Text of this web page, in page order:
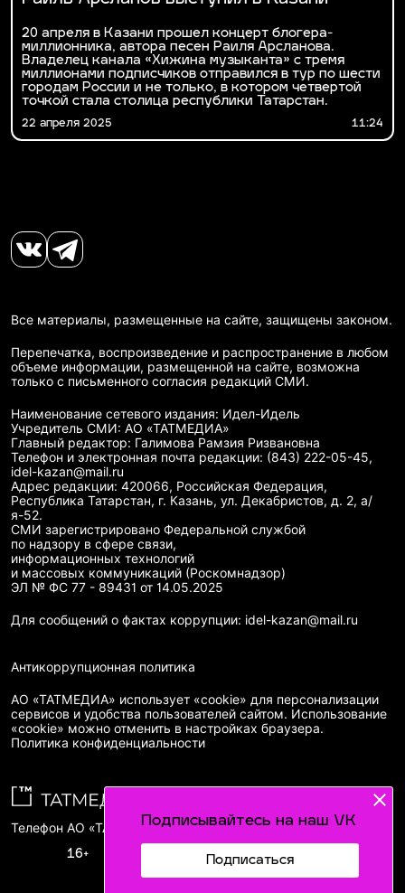
20 апреля в Казани прошел концерт блогера-
миллионника, автора песен Раиля Арсланова.
Владелец канала «Хижина музыканта» с тремя
миллионами подписчиков отправился в тур по шести
городам России и не только, в котором четвертой
точкой стала столица республики Татарстан.
22 апреля 2025 11:24
Подписывайтесь на наш VK
Подписаться
Все материалы, размещенные на сайте, защищены законом.
Перепечатка, воспроизведение и распространение в любом
объеме информации, размещенной на сайте, возможна
только с письменного согласия редакций СМИ.
Наименование сетевого издания: Идел-Идель
Учредитель СМИ: АО «ТАТМЕДИА»
Главный редактор: Галимова Рамзия Ризвановна
Телефон и электронная почта редакции: (843) 222-05-45,
idel-kazan@mail.ru
Адрес редакции: 420066, Российская Федерация,
Республика Татарстан, г. Казань, ул. Декабристов, д. 2, а/
я-52.
СМИ зарегистрировано Федеральной службой
по надзору в сфере связи,
информационных технологий
и массовых коммуникаций (Роскомнадзор)
ЭЛ № ФС 77 - 89431 от 14.05.2025
Для сообщений о фактах коррупции: idel-kazan@mail.ru
Антикоррупционная политика
АО «ТАТМЕДИА» использует «cookie» для персонализации
сервисов и удобства пользователей сайтом. Использование
«cookie» можно отменить в настройках браузера.
Политика конфиденциальности
Телефон АО «ТАТМЕДИА»:(843) 222 09 84
16+